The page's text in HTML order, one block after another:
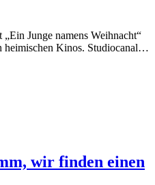
Junge namens Weihnacht“
heimischen Kinos. Studiocanal…
wir finden einen